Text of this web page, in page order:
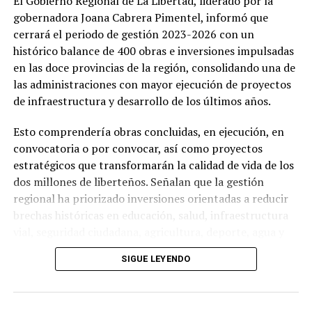
gobernadora Joana Cabrera Pimentel, informó que
cerrará el periodo de gestión 2023-2026 con un
histórico balance de 400 obras e inversiones impulsadas
en las doce provincias de la región, consolidando una de
las administraciones con mayor ejecución de proyectos
de infraestructura y desarrollo de los últimos años.
Esto comprendería obras concluidas, en ejecución, en
convocatoria o por convocar, así como proyectos
estratégicos que transformarán la calidad de vida de los
dos millones de liberteños. Señalan que la gestión
regional ha priorizado inversiones orientadas a reducir
brechas históricas en educación, salud, infraestructura
saneamiento.
SIGUE LEYENDO